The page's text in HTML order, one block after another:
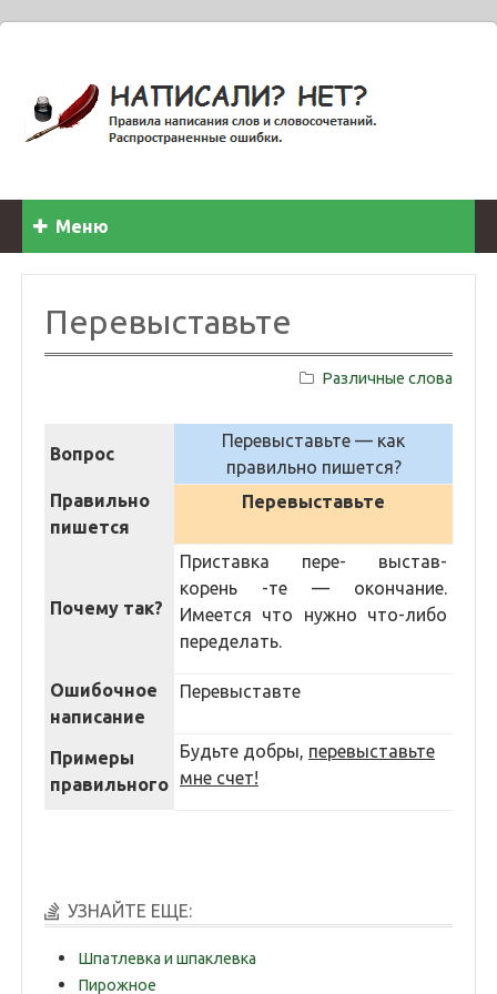
Меню
Перевыставьте
Различные слова
Вопрос
Перевыставьте — как
правильно пишется?
Правильно
пишется
Перевыставьте
Почему так?
Приставка пере- выстав-
корень -те — окончание.
Имеется что нужно что-либо
переделать.
Ошибочное
написание
Перевыставте
Примеры
правильного
Будьте добры, перевыставьте
мне счет!
УЗНАЙТЕ ЕЩЕ:
Шпатлевка и шпаклевка
Пирожное